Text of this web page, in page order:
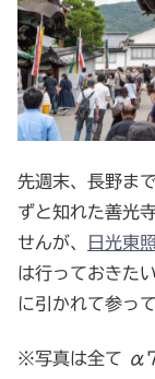
先週末、長野ま
ずと知れた善光
せんが、
日光東
は行っておきた
に引かれて参っ
※写真は全て